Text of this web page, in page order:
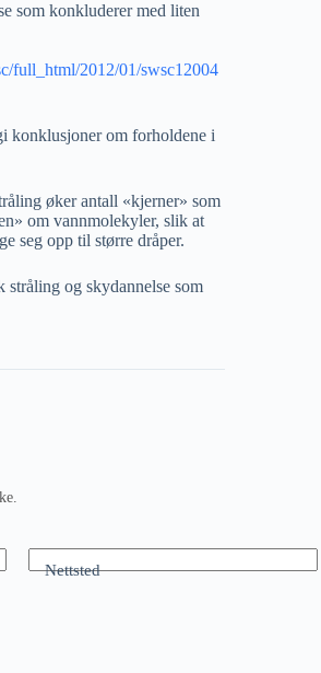
som konkluderer med liten
full_html/2012/01/swsc12004
konklusjoner om forholdene i
øker antall «kjerner» som
om vannmolekyler, slik at
seg opp til større dråper.
og skydannelse som
Nettsted